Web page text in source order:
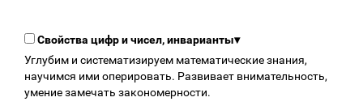
Свойства цифр и чисел, инварианты▾
Углубим и систематизируем математические знания,
научимся ими оперировать. Развивает внимательность,
умение замечать закономерности.